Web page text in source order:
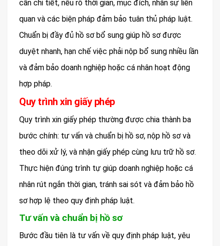
cần chi tiết, nêu rõ thời gian, mục đích, nhân sự liên
quan và các biện pháp đảm bảo tuân thủ pháp luật.
Chuẩn bị đầy đủ hồ sơ bổ sung giúp hồ sơ được
duyệt nhanh, hạn chế việc phải nộp bổ sung nhiều lần
và đảm bảo doanh nghiệp hoặc cá nhân hoạt động
hợp pháp.
Quy trình xin giấy phép
Quy trình xin giấy phép thường được chia thành ba
bước chính: tư vấn và chuẩn bị hồ sơ, nộp hồ sơ và
theo dõi xử lý, và nhận giấy phép cùng lưu trữ hồ sơ.
Thực hiện đúng trình tự giúp doanh nghiệp hoặc cá
nhân rút ngắn thời gian, tránh sai sót và đảm bảo hồ
sơ hợp lệ theo quy định pháp luật.
Tư vấn và chuẩn bị hồ sơ
Bước đầu tiên là tư vấn về quy định pháp luật, yêu